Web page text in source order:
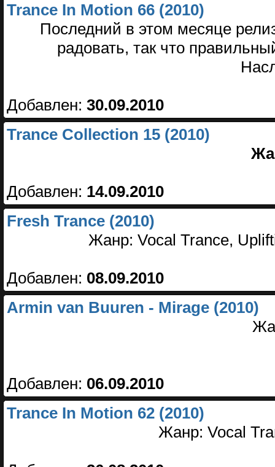
Trance In Motion 66 (2010)
Последний в этом месяце
радовать, так что
Добавлен: 30.09.2010
Trance Collection 15 (2010)
Добавлен: 14.09.2010
Fresh Trance (2010)
Жанр: Vocal Trance,
Добавлен: 08.09.2010
Armin van Buuren - Mirage (2010)
Добавлен: 06.09.2010
Trance In Motion 62 (2010)
Жанр: Vocal